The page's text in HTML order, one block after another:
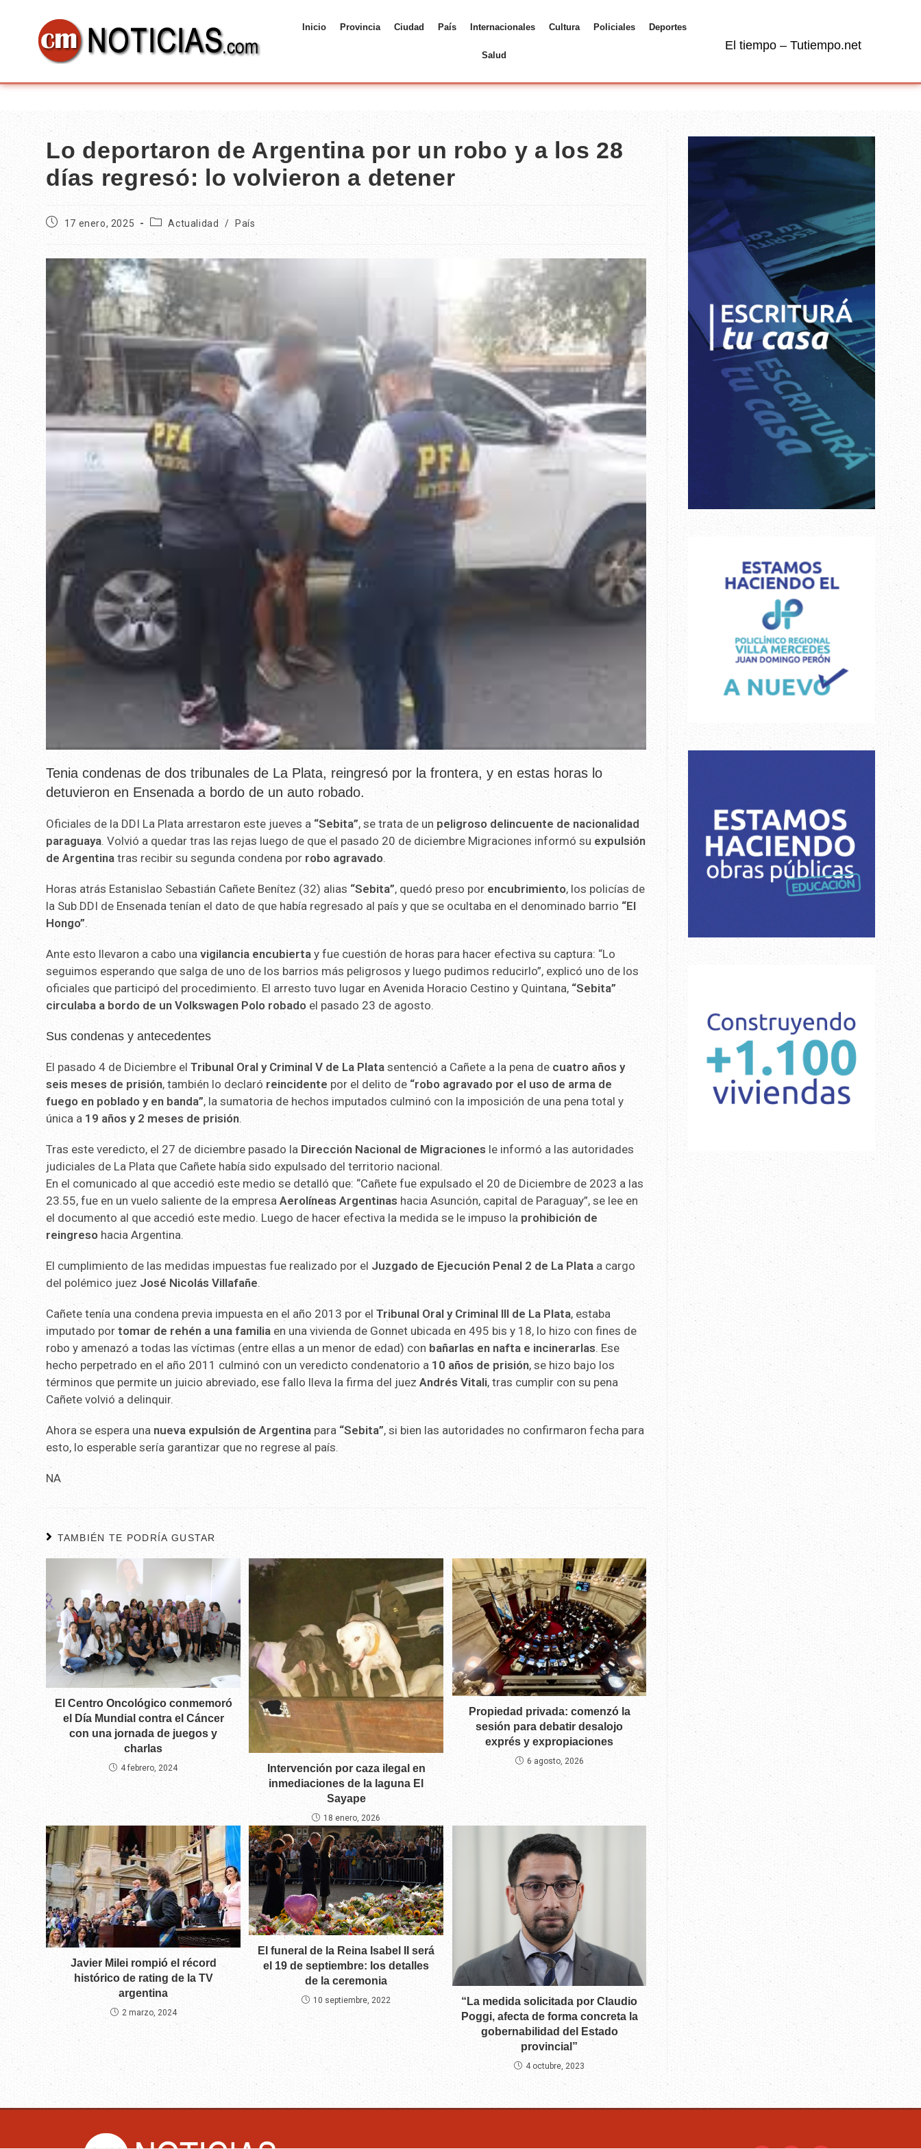
Inicio Provincia Ciudad País Internacionales Cultura Policiales Deportes
Salud
El tiempo – Tutiempo.net
Lo deportaron de Argentina por un robo y a los 28
días regresó: lo volvieron a detener
17 enero, 2025 Actualidad / País
Tenia condenas de dos tribunales de La Plata, reingresó por la frontera, y en estas horas lo
detuvieron en Ensenada a bordo de un auto robado.
Oficiales de la DDI La Plata arrestaron este jueves a “Sebita”, se trata de un peligroso delincuente de nacionalidad
paraguaya. Volvió a quedar tras las rejas luego de que el pasado 20 de diciembre Migraciones informó su expulsión
de Argentinatras recibir su segunda condena por robo agravado.
Horas atrás Estanislao Sebastián Cañete Benítez (32) alias “Sebita”, quedó preso por encubrimiento, los policías de
la Sub DDI de Ensenada tenían el dato de que había regresado al país y que se ocultaba en el denominado barrio “El
Hongo”.
Ante esto llevaron a cabo unavigilancia encubiertay fue cuestión de horas para hacer efectiva su captura: “Lo
seguimos esperando que salga de uno de los barrios más peligrosos y luego pudimos reducirlo”, explicó uno de los
oficiales que participó del procedimiento. El arresto tuvo lugar en Avenida Horacio Cestino y Quintana, “Sebita”
circulaba a bordo de un Volkswagen Polo robado el pasado 23 de agosto.
Sus condenas y antecedentes
El pasado 4 de Diciembre elTribunal Oral y Criminal V de La Plata sentenció a Cañete a la pena de cuatro años y
seis meses de prisión, también lo declaró reincidente por el delito de “robo agravado por el uso de arma de
fuego en poblado y en banda”, la sumatoria de hechos imputados culminó con la imposición de una pena total y
única a 19 años y 2 meses de prisión.
Tras este veredicto, el 27 de diciembre pasado la Dirección Nacional de Migraciones le informó a las autoridades
judiciales de La Plata que Cañete había sido expulsado del territorio nacional.
En el comunicado al que accedió este medio se detalló que: “Cañete fue expulsado el 20 de Diciembre de 2023 a las
23.55, fue en un vuelo saliente de la empresaAerolíneas Argentinas hacia Asunción, capital de Paraguay”, se lee en
el documento al que accedió este medio. Luego de hacer efectiva la medida se le impuso la prohibición de
reingreso hacia Argentina.
El cumplimiento de las medidas impuestas fue realizado por el Juzgado de Ejecución Penal 2 de La Plata a cargo
del polémico juez José Nicolás Villafañe.
Cañete tenía una condena previa impuesta en el año 2013 por elTribunal Oral y Criminal III de La Plata, estaba
imputado portomar de rehén a una familia en una vivienda de Gonnet ubicada en 495 bis y 18, lo hizo con fines de
robo y amenazó a todas las víctimas (entre ellas a un menor de edad) conbañarlas en nafta e incinerarlas. Ese
hecho perpetrado en el año 2011 culminó con un veredicto condenatorio a 10 años de prisión, se hizo bajo los
términos que permite un juicio abreviado, ese fallo lleva la firma del juezAndrés Vitali, tras cumplir con su pena
Cañete volvió a delinquir.
Ahora se espera una nueva expulsión de Argentina para “Sebita”, si bien las autoridades no confirmaron fecha para
esto, lo esperable sería garantizar que no regrese al país.
NA
TAMBIÉN TE PODRÍA GUSTAR
El Centro Oncológico conmemoró
el Día Mundial contra el Cáncer
con una jornada de juegos y
charlas
4 febrero, 2024
Intervención por caza ilegal en
inmediaciones de la laguna El
Sayape
18 enero, 2026
Propiedad privada: comenzó la
sesión para debatir desalojo
exprés y expropiaciones
6 agosto, 2026
Javier Milei rompió el récord
histórico de rating de la TV
argentina
2 marzo, 2024
El funeral de la Reina Isabel II será
el 19 de septiembre: los detalles
de la ceremonia
10 septiembre, 2022
“La medida solicitada por Claudio
Poggi, afecta de forma concreta la
gobernabilidad del Estado
provincial”
4 octubre, 2023